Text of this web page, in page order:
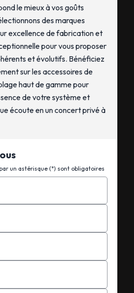
le mieux à vos goûts
des marques
excellence de fabrication et
pour vous proposer
et évolutifs. Bénéficiez
sur les accessoires de
haut de gamme pour
de votre système et
écoute en un concert privé à
un astérisque (*) sont obligatoires